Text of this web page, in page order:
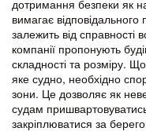
дотримання безпеки як
вимагає відповідального
залежить від справності
компанії пропонують
складності та розміру.
яке судно, необхідно
зони. Це дозволяє як
судам
закріплюватися за